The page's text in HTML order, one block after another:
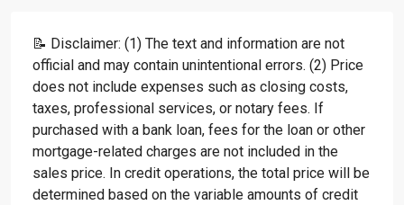
📝 Disclaimer: (1) The text and information are not
official and may contain unintentional errors. (2) Price
does not include expenses such as closing costs,
taxes, professional services, or notary fees. If
purchased with a bank loan, fees for the loan or other
mortgage-related charges are not included in the
sales price. In credit operations, the total price will be
determined based on the variable amounts of credit